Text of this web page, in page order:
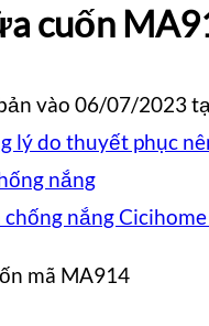
cuốn
vào 06/07/2023
lý do thuyết phục
nắng
mã MA914